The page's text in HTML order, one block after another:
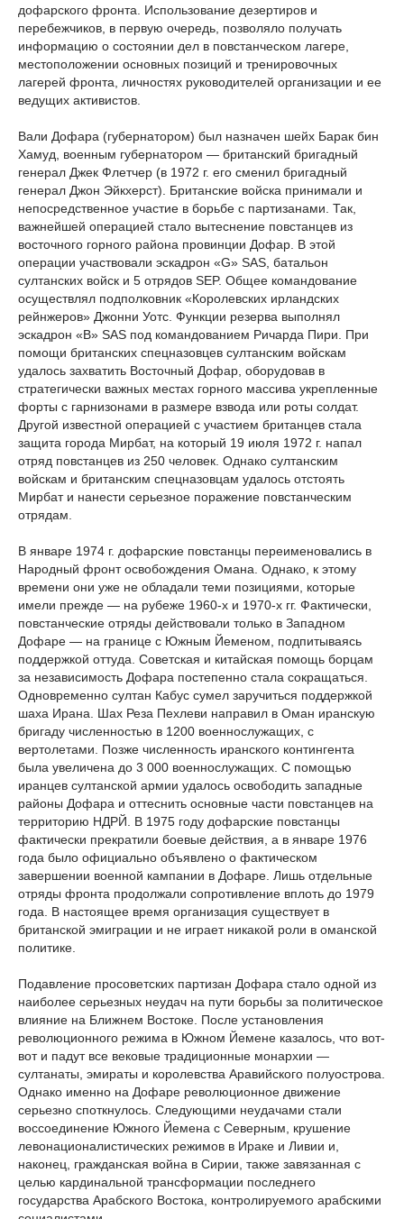
дофарского фронта. Использование дезертиров и
перебежчиков, в первую очередь, позволяло получать
информацию о состоянии дел в повстанческом лагере,
местоположении основных позиций и тренировочных
лагерей фронта, личностях руководителей организации и ее
ведущих активистов.
Вали Дофара (губернатором) был назначен шейх Барак бин
Хамуд, военным губернатором — британский бригадный
генерал Джек Флетчер (в 1972 г. его сменил бригадный
генерал Джон Эйкхерст). Британские войска принимали и
непосредственное участие в борьбе с партизанами. Так,
важнейшей операцией стало вытеснение повстанцев из
восточного горного района провинции Дофар. В этой
операции участвовали эскадрон «G» SAS, батальон
султанских войск и 5 отрядов SEP. Общее командование
осуществлял подполковник «Королевских ирландских
рейнжеров» Джонни Уотс. Функции резерва выполнял
эскадрон «B» SAS под командованием Ричарда Пири. При
помощи британских спецназовцев султанским войскам
удалось захватить Восточный Дофар, оборудовав в
стратегически важных местах горного массива укрепленные
форты с гарнизонами в размере взвода или роты солдат.
Другой известной операцией с участием британцев стала
защита города Мирбат, на который 19 июля 1972 г. напал
отряд повстанцев из 250 человек. Однако султанским
войскам и британским спецназовцам удалось отстоять
Мирбат и нанести серьезное поражение повстанческим
отрядам.
В январе 1974 г. дофарские повстанцы переименовались в
Народный фронт освобождения Омана. Однако, к этому
времени они уже не обладали теми позициями, которые
имели прежде — на рубеже 1960-х и 1970-х гг. Фактически,
повстанческие отряды действовали только в Западном
Дофаре — на границе с Южным Йеменом, подпитываясь
поддержкой оттуда. Советская и китайская помощь борцам
за независимость Дофара постепенно стала сокращаться.
Одновременно султан Кабус сумел заручиться поддержкой
шаха Ирана. Шах Реза Пехлеви направил в Оман иранскую
бригаду численностью в 1200 военнослужащих, с
вертолетами. Позже численность иранского контингента
была увеличена до 3 000 военнослужащих. С помощью
иранцев султанской армии удалось освободить западные
районы Дофара и оттеснить основные части повстанцев на
территорию НДРЙ. В 1975 году дофарские повстанцы
фактически прекратили боевые действия, а в январе 1976
года было официально объявлено о фактическом
завершении военной кампании в Дофаре. Лишь отдельные
отряды фронта продолжали сопротивление вплоть до 1979
года. В настоящее время организация существует в
британской эмиграции и не играет никакой роли в оманской
политике.
Подавление просоветских партизан Дофара стало одной из
наиболее серьезных неудач на пути борьбы за политическое
влияние на Ближнем Востоке. После установления
революционного режима в Южном Йемене казалось, что вот-
вот и падут все вековые традиционные монархии —
султанаты, эмираты и королевства Аравийского полуострова.
Однако именно на Дофаре революционное движение
серьезно споткнулось. Следующими неудачами стали
воссоединение Южного Йемена с Северным, крушение
левонационалистических режимов в Ираке и Ливии и,
наконец, гражданская война в Сирии, также завязанная с
целью кардинальной трансформации последнего
государства Арабского Востока, контролируемого арабскими